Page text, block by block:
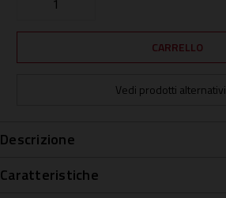
Vedi prodotti alternativi
Descrizione
Caratteristiche